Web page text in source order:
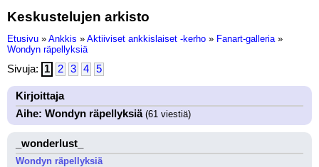
Keskustelujen arkisto
Etusivu » Ankkis » Aktiiviset ankkislaiset -kerho » Fanart-galleria »
Wondyn räpellyksiä
Sivuja: 1 2 3 4 5
Kirjoittaja
Aihe: Wondyn räpellyksiä(61 viestiä)
_wonderlust_
Wondyn räpellyksiä